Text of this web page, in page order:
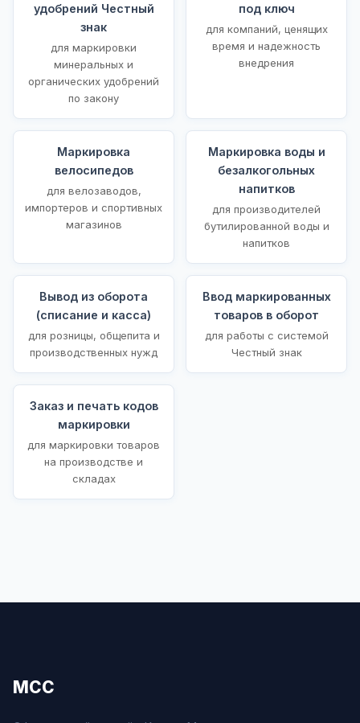
удобрений Честный
знак
для маркировки
минеральных и
органических удобрений
по закону
под ключ
для компаний, ценящих
время и надежность
внедрения
Маркировка
велосипедов
для велозаводов,
импортеров и спортивных
магазинов
Маркировка воды и
безалкогольных
напитков
для производителей
бутилированной воды и
напитков
Вывод из оборота
(списание и касса)
для розницы, общепита и
производственных нужд
Ввод маркированных
товаров в оборот
для работы с системой
Честный знак
Заказ и печать кодов
маркировки
для маркировки товаров
на производстве и
складах
МСС